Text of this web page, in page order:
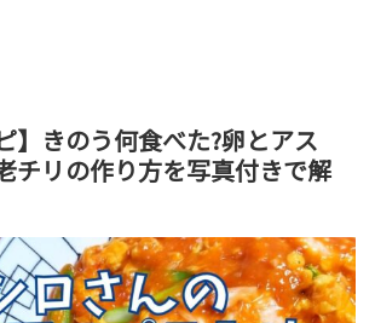
】きのう何食べた?卵とアス
チリの作り方を写真付きで解